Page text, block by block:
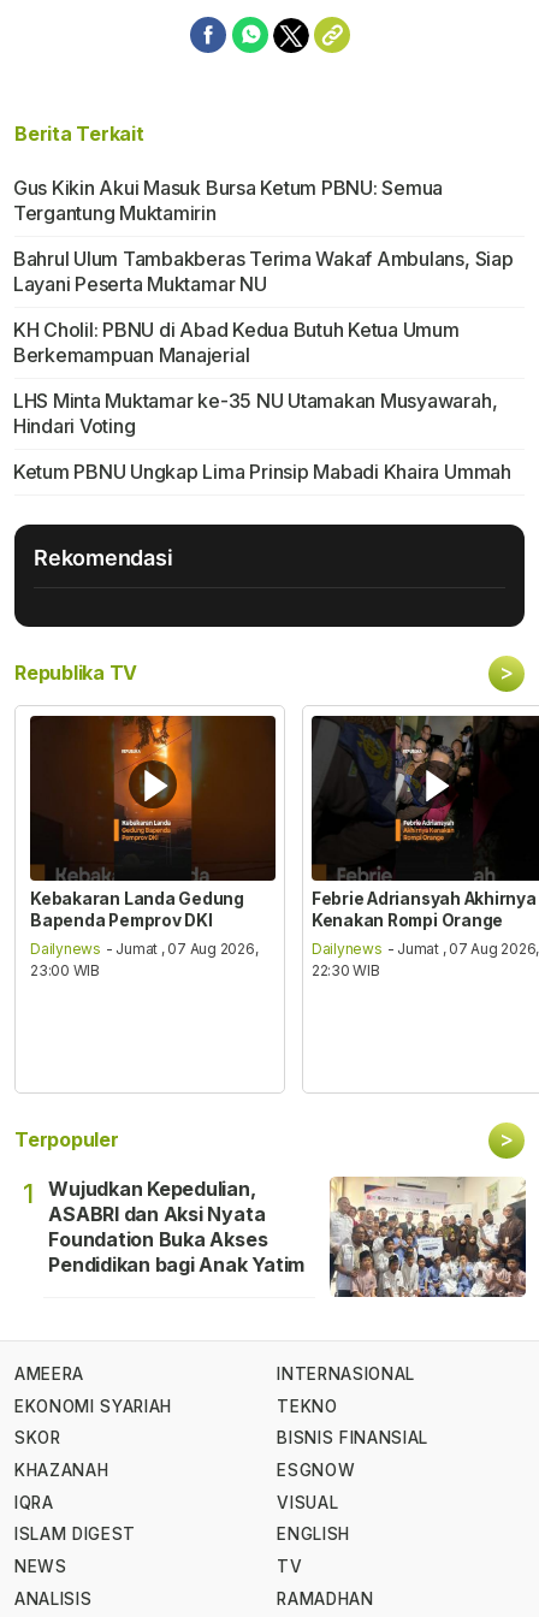
Berita Terkait
Gus Kikin Akui Masuk Bursa Ketum PBNU: Semua
Tergantung Muktamirin
Bahrul Ulum Tambakberas Terima Wakaf Ambulans, Siap
Layani Peserta Muktamar NU
KH Cholil: PBNU di Abad Kedua Butuh Ketua Umum
Berkemampuan Manajerial
LHS Minta Muktamar ke-35 NU Utamakan Musyawarah,
Hindari Voting
Ketum PBNU Ungkap Lima Prinsip Mabadi Khaira Ummah
Rekomendasi
Republika TV >
Kebakaran Landa Gedung
Bapenda Pemprov DKI
Dailynews - Jumat , 07 Aug 2026,
23:00 WIB
Febrie Adriansyah Akhirnya
Kenakan Rompi Orange
Dailynews - Jumat , 07 Aug 2026,
22:30 WIB
Terpopuler >
1
Wujudkan Kepedulian,
ASABRI dan Aksi Nyata
Foundation Buka Akses
Pendidikan bagi Anak Yatim
AMEERA
EKONOMI SYARIAH
SKOR
KHAZANAH
IQRA
ISLAM DIGEST
NEWS
ANALISIS
INTERNASIONAL
TEKNO
BISNIS FINANSIAL
ESGNOW
VISUAL
ENGLISH
TV
RAMADHAN